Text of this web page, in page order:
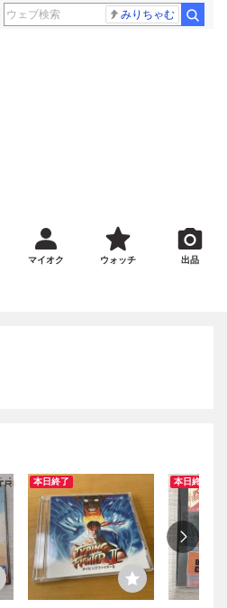
みりちゃむ
マイオク ウォッチ 出品
本日終了 本日終了